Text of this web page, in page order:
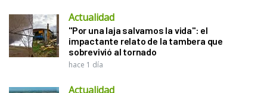
Actualidad
"Por una laja salvamos la vida": el
impactante relato de la tambera que
sobrevivió al tornado
hace 1 día
Actualidad